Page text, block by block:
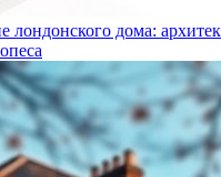
лондонского дома: